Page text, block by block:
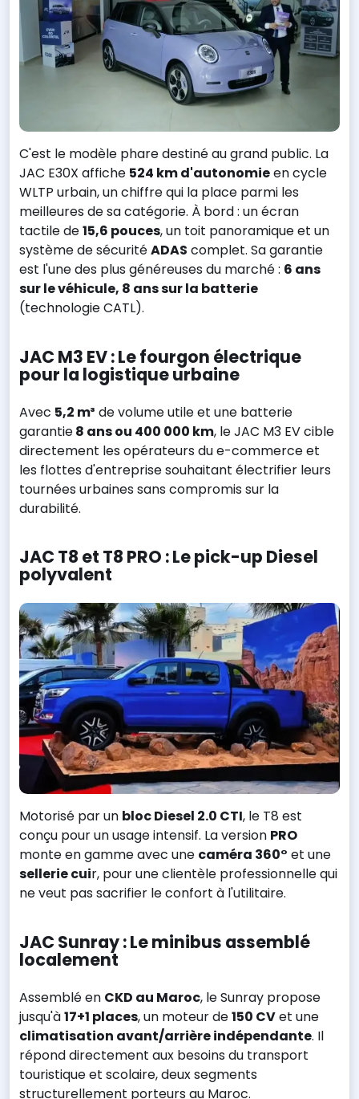
C'est le modèle phare destiné au grand public. La
JAC E30X affiche 524 km d'autonomieen cycle
WLTP urbain, un chiffre qui la place parmi les
meilleures de sa catégorie. À bord : un écran
tactile de15,6 pouces, un toit panoramique et un
système de sécuritéADAS complet. Sa garantie
est l'une des plus généreuses du marché : 6 ans
sur le véhicule, 8 ans sur la batterie
(technologie CATL).
JAC M3 EV : Le fourgon électrique
pour la logistique urbaine
Avec 5,2 m³ de volume utile et une batterie
garantie8 ans ou 400 000 km, le JAC M3 EV cible
directement les opérateurs du e-commerce et
les flottes d'entreprise souhaitant électrifier leurs
tournées urbaines sans compromis sur la
durabilité.
JAC T8 et T8 PRO : Le pick-up Diesel
polyvalent
Motorisé par un bloc Diesel 2.0 CTI, le T8 est
conçu pour un usage intensif. La version PRO
monte en gamme avec une caméra 360° et une
sellerie cuir, pour une clientèle professionnelle qui
ne veut pas sacrifier le confort à l'utilitaire.
JAC Sunray : Le minibus assemblé
localement
Assemblé en CKD au Maroc, le Sunray propose
jusqu'à17+1 places, un moteur de150 CVet une
climatisation avant/arrière indépendante. Il
répond directement aux besoins du transport
touristique et scolaire, deux segments
structurellement porteurs au Maroc.